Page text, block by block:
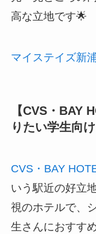
高な立地です🌟
マイステイズ新
【CVS・BAY
りたい学生向け
CVS・BAY
いう駅近の好立
視のホテルで、
生さんにおすす